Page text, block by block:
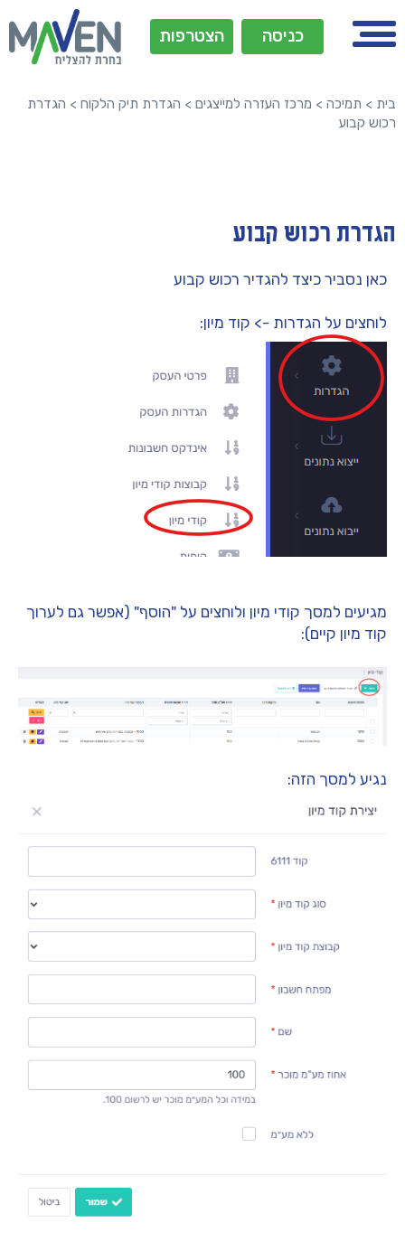
כניסה הצטרפות
בית > תמיכה> מרכז העזרה למייצגים> הגדרת תיק הלקוח> הגדרת
רכוש קבוע
הגדרת רכוש קבוע
כאן נסביר כיצד להגדיר רכוש קבוע
לוחצים על הגדרות -> קוד מיון:
מגיעים למסך קודי מיון ולוחצים על "הוסף" (אפשר גם לערוך
קוד מיון קיים):
נגיע למסך הזה: